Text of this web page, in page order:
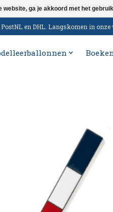
en DHL. Langskomen in
website, ga je akkoord met het